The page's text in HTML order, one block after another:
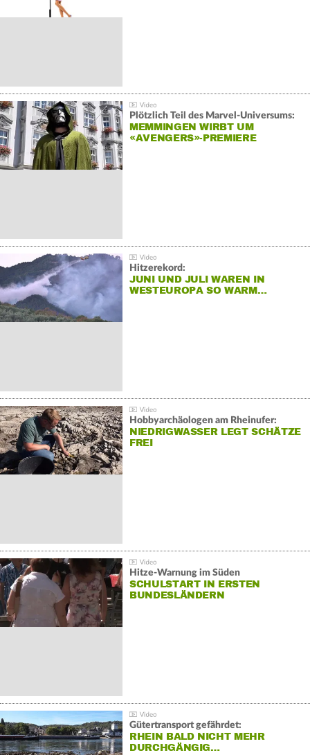
Plötzlich Teil des Marvel-Universums:
MEMMINGEN WIRBT UM
«AVENGERS»-PREMIERE
Hitzerekord:
JUNI UND JULI WAREN IN
WESTEUROPA SO WARM…
Hobbyarchäologen am Rheinufer:
NIEDRIGWASSER LEGT SCHÄTZE
FREI
Hitze-Warnung im Süden
SCHULSTART IN ERSTEN
BUNDESLÄNDERN
Gütertransport gefährdet:
RHEIN BALD NICHT MEHR
DURCHGÄNGIG…